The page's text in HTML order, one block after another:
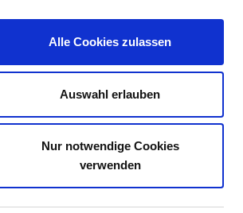
Alle Cookies zulassen
Auswahl erlauben
Nur notwendige Cookies
verwenden
KONTAKT